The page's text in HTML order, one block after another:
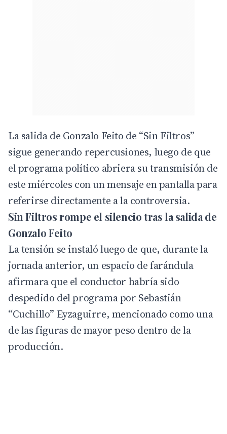
La salida de Gonzalo Feito de “Sin Filtros”
sigue generando repercusiones, luego de que
el programa político abriera su transmisión de
este miércoles con un mensaje en pantalla para
referirse directamente a la controversia.
Sin Filtros rompe el silencio tras la salida de
Gonzalo Feito
La tensión se instaló luego de que, durante la
jornada anterior, un espacio de farándula
afirmara que el conductor habría sido
despedido delprogramapor Sebastián
“Cuchillo” Eyzaguirre, mencionado como una
de las figuras de mayor peso dentro de la
producción.